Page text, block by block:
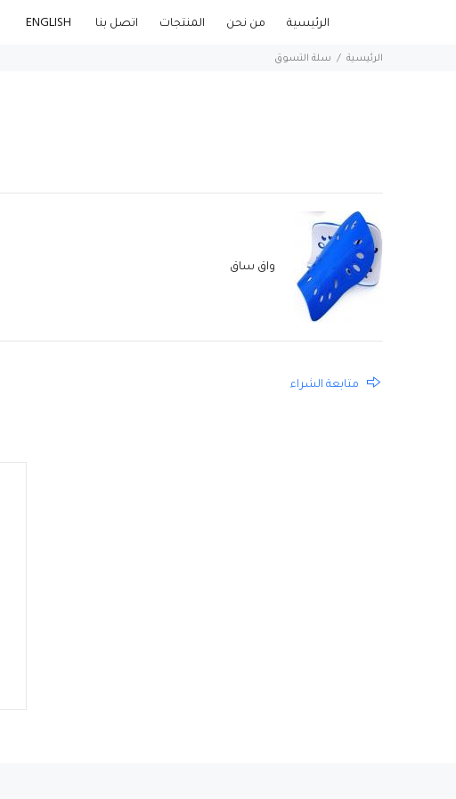
الرئيسية من نحن المنتجات اتصل بنا
الرئيسية سلة التسوق
واق ساق
متابعة الشراء